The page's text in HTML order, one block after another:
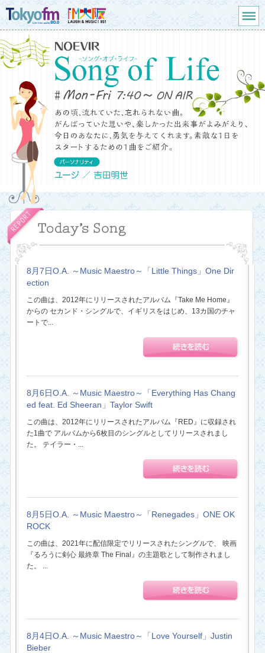
8月7日O.A. ～Music Maestro～「Little Things」One Dir
ection
この曲は、2012年にリリースされたアルバム『Take Me Home』
からの セカンド・シングルで、イギリスをはじめ、13カ国のチャ
ートで...
8月6日O.A. ～Music Maestro～「Everything Has Chang
ed feat. Ed Sheeran」Taylor Swift
この曲は、2012年にリリースされたアルバム『RED』に収録され
た1曲で アルバムから6枚目のシングルとしてリリースされまし
た。 テイラー・...
8月5日O.A. ～Music Maestro～「Renegades」ONE OK
ROCK
この曲は、2021年に配信限定でリリースされたシングルで、 映画
『るろうに剣心 最終章 The Final』の主題歌として制作されまし
た。 ...
8月4日O.A. ～Music Maestro～「Love Yourself」Justin
Bieber